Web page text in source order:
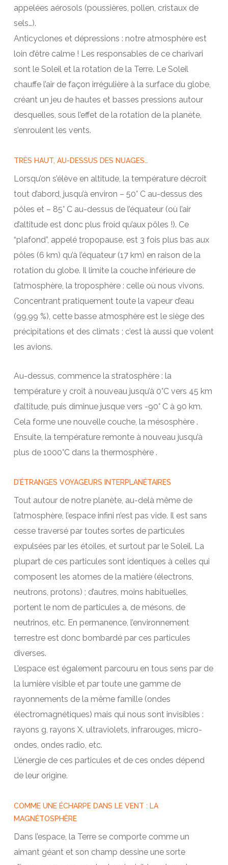
appelées aérosols (poussières, pollen, cristaux de
sels…).
Anticyclones et dépressions : notre atmosphère est
loin d’être calme ! Les responsables de ce charivari
sont le Soleil et la rotation de la Terre. Le Soleil
chauffe l’air de façon irrégulière à la surface du globe,
créant un jeu de hautes et basses pressions autour
desquelles, sous l’effet de la rotation de la planète,
s’enroulent les vents.
TRÈS HAUT, AU-DESSUS DES NUAGES…
Lorsqu’on s’élève en altitude, la température décroît
tout d’abord, jusqu’à environ – 50° C au-dessus des
pôles et – 85° C au-dessus de l’équateur (où l’air
d’altitude est donc plus froid qu’aux pôles !). Ce
“plafond”, appelé tropopause, est 3 fois plus bas aux
pôles (6 km) qu’à l’équateur (17 km) en raison de la
rotation du globe. Il limite la couche inférieure de
l’atmosphère, la troposphère : celle où nous vivons.
Concentrant pratiquement toute la vapeur d’eau
(99,99 %), cette basse atmosphère est le siège des
précipitations et des climats ; c’est là aussi que volent
les avions.
Au-dessus, commence la stratosphère : la
température y croît à nouveau jusqu’à 0°C vers 45 km
d’altitude, puis diminue jusque vers -90° C à 90 km.
Cela forme une nouvelle couche, la mésosphère .
Ensuite, la température remonte à nouveau jusqu’à
plus de 1000°C dans la thermosphère .
D’ÉTRANGES VOYAGEURS INTERPLANÉTAIRES
Tout autour de notre planète, au-delà même de
l’atmosphère, l’espace infini n’est pas vide. Il est sans
cesse traversé par toutes sortes de particules
expulsées par les étoiles, et surtout par le Soleil. La
plupart de ces particules sont identiques à celles qui
composent les atomes de la matière (électrons,
neutrons, protons) ; d’autres, moins habituelles,
portent le nom de particules a, de mésons, de
neutrinos, etc. En permanence, l’environnement
terrestre est donc bombardé par ces particules
diverses.
L’espace est également parcouru en tous sens par de
la lumière visible et par toute une gamme de
rayonnements de la même famille (ondes
électromagnétiques) mais qui nous sont invisibles :
rayons g, rayons X, ultraviolets, infrarouges, micro-
ondes, ondes radio, etc.
L’énergie de ces particules et de ces ondes dépend
de leur origine.
COMME UNE ÉCHARPE DANS LE VENT : LA
MAGNÉTOSPHÈRE
Dans l’espace, la Terre se comporte comme un
aimant géant et son champ dessine une sorte